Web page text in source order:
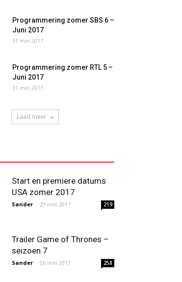
Programmering zomer SBS 6 –
Juni 2017
31 mei 2017
Programmering zomer RTL 5 –
Juni 2017
31 mei 2017
Laad meer
Start en premiere datums
USA zomer 2017
Sander - 29 mei 2017 219
Trailer Game of Thrones –
seizoen 7
Sander - 26 mei 2017 258